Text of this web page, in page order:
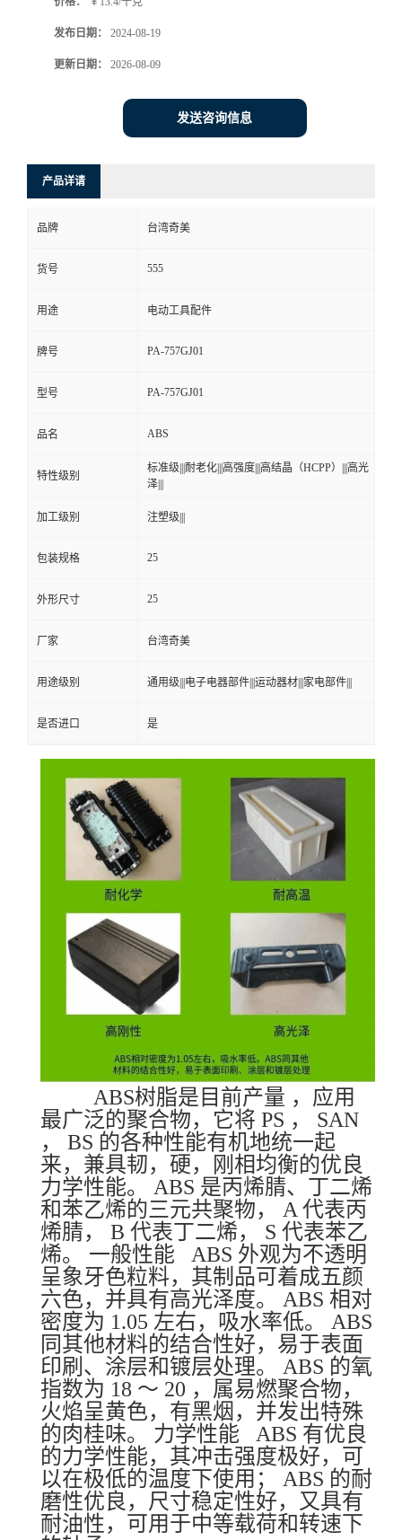
发布日期： 2024-08-19
更新日期： 2026-08-09
发送咨询信息
产品详请
品牌 台湾奇美
货号 555
用途 电动工具配件
牌号 PA-757GJ01
型号 PA-757GJ01
品名 ABS
特性级别
标准级|||耐老化|||高强度|||高结晶（HCPP）|||高光
泽|||
加工级别 注塑级|||
包装规格 25
外形尺寸 25
厂家 台湾奇美
用途级别 通用级|||电子电器部件|||运动器材|||家电部件|||
是否进口 是
ABS树脂是目前产量 ，应用
最广泛的聚合物，它将 PS ， SAN
， BS 的各种性能有机地统一起
来，兼具韧，硬，刚相均衡的优良
力学性能。 ABS 是丙烯腈、丁二烯
和苯乙烯的三元共聚物， A 代表丙
烯腈， B 代表丁二烯， S 代表苯乙
烯。 一般性能 ABS 外观为不透明
呈象牙色粒料，其制品可着成五颜
六色，并具有高光泽度。 ABS 相对
密度为 1.05 左右，吸水率低。 ABS
同其他材料的结合性好，易于表面
印刷、涂层和镀层处理。 ABS 的氧
指数为 18 ～ 20 ，属易燃聚合物，
火焰呈黄色，有黑烟，并发出特殊
的肉桂味。 力学性能 ABS 有优良
的力学性能，其冲击强度极好，可
以在极低的温度下使用； ABS 的耐
磨性优良，尺寸稳定性好，又具有
耐油性，可用于中等载荷和转速下